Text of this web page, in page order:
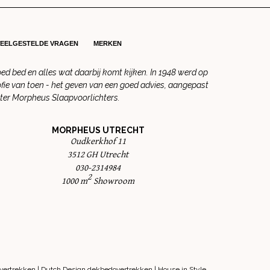
VRAGEN MERKEN
bed en alles wat daarbij komt kijken. In 1948 werd op
van toen - het geven van een goed advies, aangepast
Morpheus Slaapvoorlichters.
MORPHEUS UTRECHT
Oudkerkhof 11
3512 GH Utrecht
030-2314984
1000 m2 Showroom